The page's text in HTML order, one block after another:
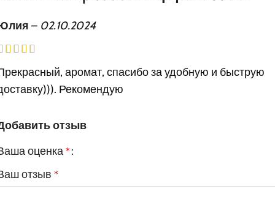
– 02.10.2024
аромат, спасибо за удобную и быструю
Рекомендую
отзыв
оценка *
отзыв *